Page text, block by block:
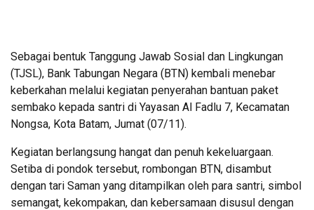
Sebagai bentuk Tanggung Jawab Sosial dan Lingkungan
(TJSL), Bank Tabungan Negara (BTN) kembali menebar
keberkahan melalui kegiatan penyerahan bantuan paket
sembako kepada santri di Yayasan Al Fadlu 7, Kecamatan
Nongsa, Kota Batam, Jumat (07/11).
Kegiatan berlangsung hangat dan penuh kekeluargaan.
Setiba di pondok tersebut, rombongan BTN, disambut
dengan tari Saman yang ditampilkan oleh para santri, simbol
semangat, kekompakan, dan kebersamaan disusul dengan